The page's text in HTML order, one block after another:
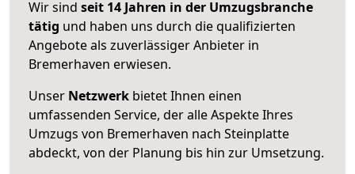
Wir sind seit 14 Jahren in der Umzugsbranche
tätig und haben uns durch die qualifizierten
Angebote als zuverlässiger Anbieter in
Bremerhaven erwiesen.
Unser Netzwerk bietet Ihnen einen
umfassenden Service, der alle Aspekte Ihres
Umzugs von Bremerhaven nach Steinplatte
abdeckt, von der Planung bis hin zur Umsetzung.